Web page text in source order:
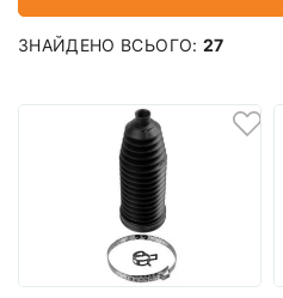
ЗНАЙДЕНО ВСЬОГО: 27